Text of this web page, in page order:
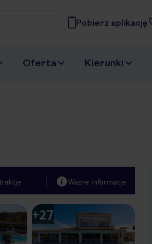
szukasz
Pobierz aplikację
Oferta Kierunki
Ważne informacje
Next slide
1 /33
+27